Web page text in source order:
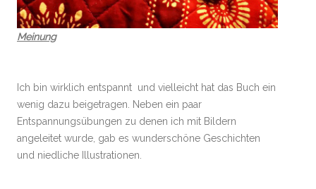
Meinung
Ich bin wirklich entspannt und vielleicht hat das Buch ein
wenig dazu beigetragen. Neben ein paar
Entspannungsübungen zu denen ich mit Bildern
angeleitet wurde, gab es wunderschöne Geschichten
und niedliche Illustrationen.